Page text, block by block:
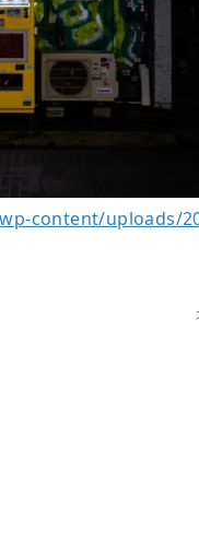
content/uploads/